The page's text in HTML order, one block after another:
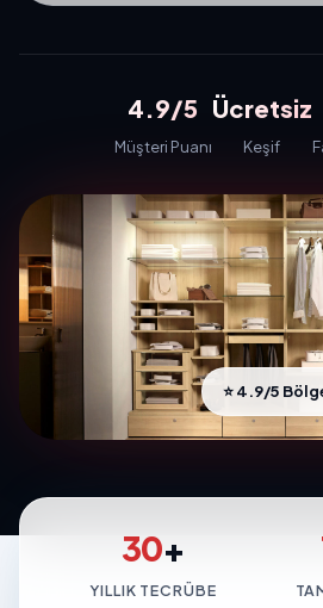
4.9/5
Müşteri Puanı
Ücretsiz
Keşif
⭐ 4.9/5
30+
YILLIK TECRÜBE